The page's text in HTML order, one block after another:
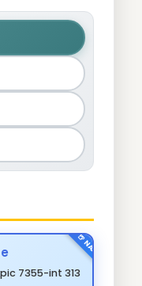
7355-int 313